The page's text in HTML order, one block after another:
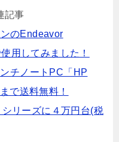
記事
のEndeavor
用してみました！
チノートPC「HP
で送料無料！
リーズに４万円台(税